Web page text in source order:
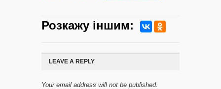
Розкажу iншим:
LEAVE A REPLY
Your email address will not be published.